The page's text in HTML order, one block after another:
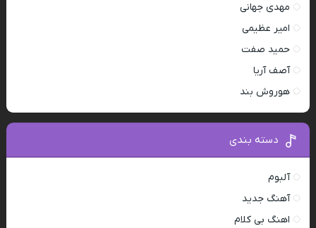
مهدی جهانی
امیر عظیمی
حمید صفت
آصف آریا
هوروش بند
دسته بندی
آلبوم
آهنگ جدید
اهنگ بی کلام